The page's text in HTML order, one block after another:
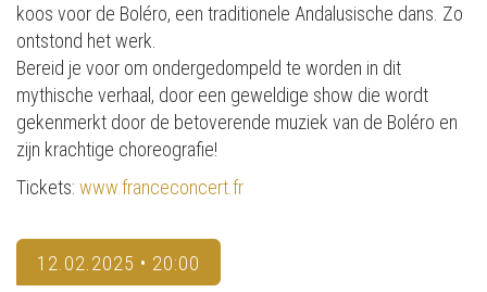
koos voor de Boléro, een traditionele Andalusische dans. Zo
ontstond het werk.
Bereid je voor om ondergedompeld te worden in dit
mythische verhaal, door een geweldige show die wordt
gekenmerkt door de betoverende muziek van de Boléro en
zijn krachtige choreografie!
Tickets: www.franceconcert.fr
12.02.2025 • 20:00